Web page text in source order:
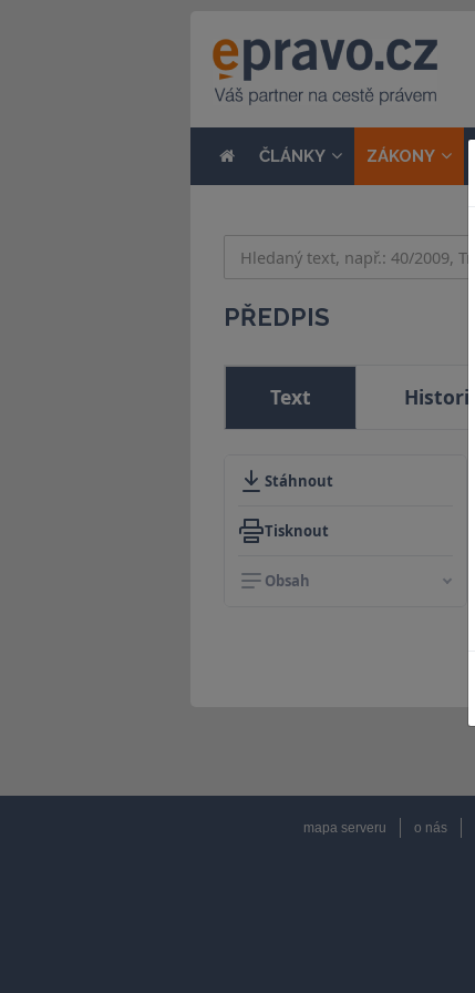
ČLÁNKY ZÁKONY
PŘEDPIS
Text Historie
Stáhnout
Tisknout
Obsah
mapa serveru o nás